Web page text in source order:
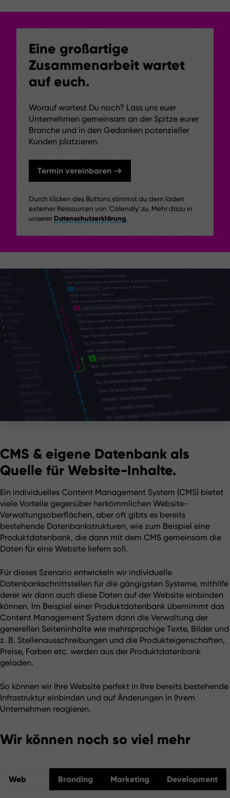
Eine großartige
Zusammenarbeit wartet
auf euch.
Worauf wartest Du noch? Lass uns euer
Unternehmen gemeinsam an der Spitze eurer
Branche und in den Gedanken potenzieller
Kunden platzieren.
Termin vereinbaren
Durch klicken des Buttons stimmst du dem laden
externer Ressourcen von 'Calendly' zu. Mehr dazu in
unserer Datenschutzerklärung.
CMS & eigene Datenbank als
Quelle für Website-Inhalte.
Ein individuelles Content Management System (CMS) bietet
viele Vorteile gegenüber herkömmlichen Website-
Verwaltungsoberflächen, aber oft gibts es bereits
bestehende Datenbankstrukturen, wie zum Beispiel eine
Produktdatenbank, die dann mit dem CMS gemeinsam die
Daten für eine Website liefern soll.
Für dieses Szenario entwickeln wir individuelle
Datenbankschnittstellen für die gängigsten Systeme, mithilfe
derer wir dann auch diese Daten auf der Website einbinden
können. Im Beispiel einer Produktdatenbank übernimmt das
Content Management System dann die Verwaltung der
generellen Seiteninhalte wie mehrsprachige Texte, Bilder und
z. B. Stellenausschreibungen und die Produkteigenschaften,
Preise, Farben etc. werden aus der Produktdatenbank
geladen.
So können wir Ihre Website perfekt in Ihre bereits bestehende
Infrastruktur einbinden und auf Änderungen in Ihrem
Unternehmen reagieren.
Wir können noch so viel mehr
Web Branding Marketing Development